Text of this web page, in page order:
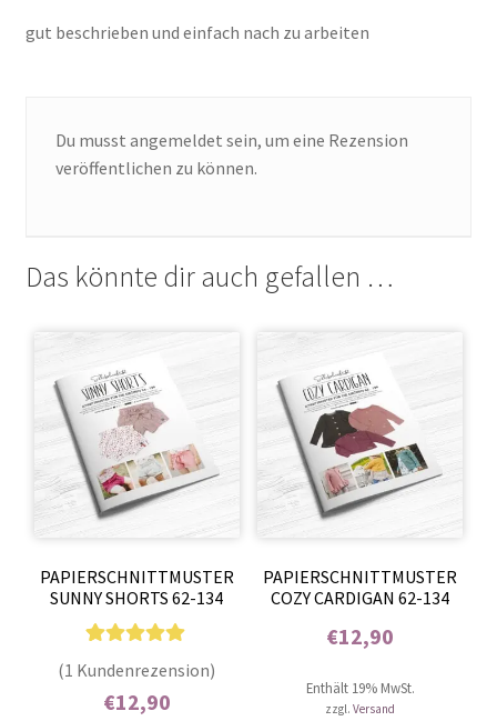
gut beschrieben und einfach nach zu arbeiten
Du musst angemeldet sein, um eine Rezension
veröffentlichen zu können.
Das könnte dir auch gefallen …
PAPIERSCHNITTMUSTER
SUNNY SHORTS 62-134
basierend auf
(1 Kundenrezension)
€12,90
PAPIERSCHNITTMUSTER
COZY CARDIGAN 62-134
€12,90
Enthält 19% MwSt.
zzgl.Versand